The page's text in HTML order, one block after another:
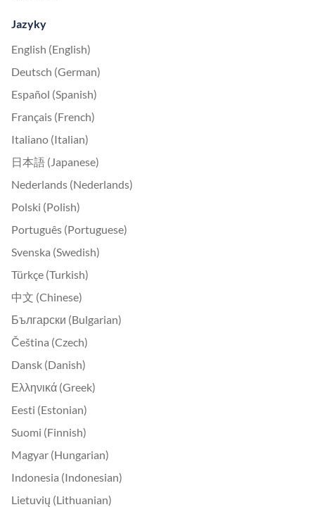
Jazyky
English (English)
Deutsch (German)
Español (Spanish)
Français (French)
Italiano (Italian)
日本語 (Japanese)
Nederlands (Nederlands)
Polski (Polish)
Português (Portuguese)
Svenska (Swedish)
Türkçe (Turkish)
中文 (Chinese)
Български (Bulgarian)
Čeština (Czech)
Dansk (Danish)
Ελληνικά (Greek)
Eesti (Estonian)
Suomi (Finnish)
Magyar (Hungarian)
Indonesia (Indonesian)
Lietuvių (Lithuanian)